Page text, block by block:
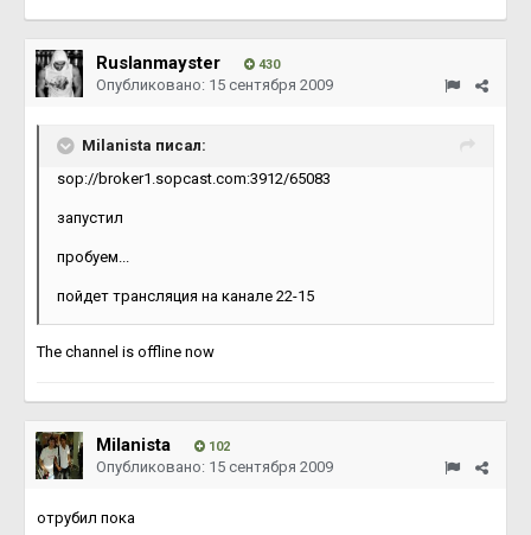
Ruslanmayster 430
Опубликовано: 15 сентября 2009
Milanista писал:
sop://broker1.sopcast.com:3912/65083
запустил
пробуем...
пойдет трансляция на канале 22-15
The channel is offline now
Milanista 102
Опубликовано: 15 сентября 2009
отрубил пока